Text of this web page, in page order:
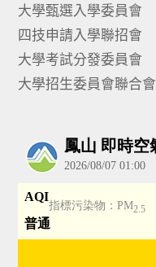
大學甄選入學委員會
四技申請入學聯招會
大學考試分發委員會
大學招生委員會聯合會